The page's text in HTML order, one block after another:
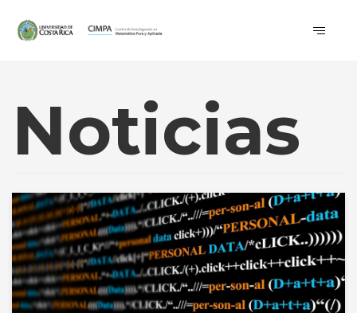
Noticias